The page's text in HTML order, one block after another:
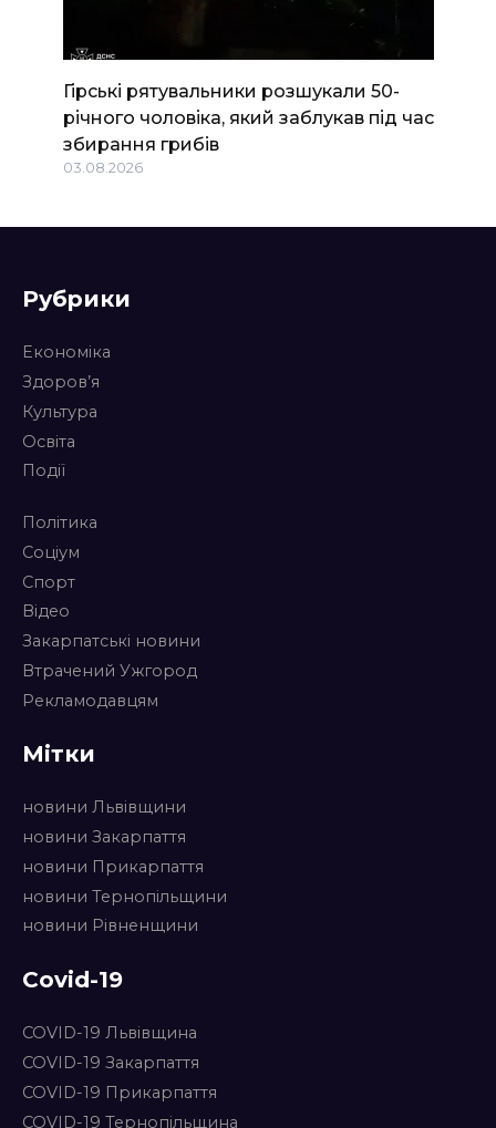
Гірські рятувальники розшукали 50-
річного чоловіка, який заблукав під час
збирання грибів
03.08.2026
Рубрики
Економіка
Здоров’я
Культура
Освіта
Події
Політика
Соціум
Спорт
Відео
Закарпатські новини
Втрачений Ужгород
Рекламодавцям
Мітки
новини Львівщини
новини Закарпаття
новини Прикарпаття
новини Тернопільщини
новини Рівненщини
Covid-19
COVID-19 Львівщина
COVID-19 Закарпаття
COVID-19 Прикарпаття
COVID-19 Тернопільщина